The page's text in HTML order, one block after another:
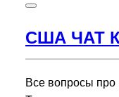
США ЧАТ
Все вопросы